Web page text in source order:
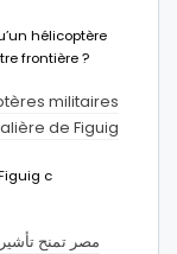
hélicoptère
frontière ?
militaires
de Figuig
c
مصر تمنح